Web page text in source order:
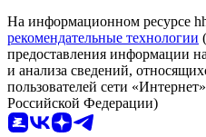
На информационном ресурсе
рекомендательные технологии
предоставления информации
и анализа сведений,
пользователей сети
Российской Федерации)